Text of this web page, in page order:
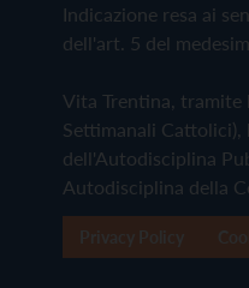
Indicazione resa ai
dell'art. 5 del
Vita Trentina, tramite
Settimanali
dell'Autodisciplina
Autodisciplina della